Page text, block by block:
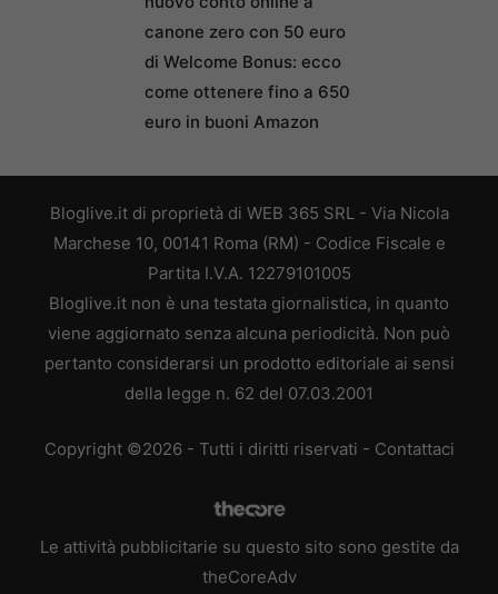
canone zero con 50 euro
di Welcome Bonus: ecco
come ottenere fino a 650
euro in buoni Amazon
Bloglive.it di proprietà di WEB 365 SRL - Via Nicola
Marchese 10, 00141 Roma (RM) - Codice Fiscale e
Partita I.V.A. 12279101005
Bloglive.it non è una testata giornalistica, in quanto
viene aggiornato senza alcuna periodicità. Non può
pertanto considerarsi un prodotto editoriale ai sensi
della legge n. 62 del 07.03.2001
Copyright ©2026 - Tutti i diritti riservati - Contattaci
Le attività pubblicitarie su questo sito sono gestite da
theCoreAdv